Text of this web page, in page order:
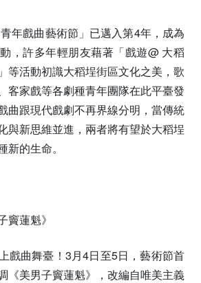
年戲曲藝術節」已邁入第4年，成為
，許多年輕朋友藉著「戲遊@ 大稻
等活動初識大稻埕街區文化之美，歌
客家戲等各劇種青年團隊在此平臺發
曲跟現代戲劇不再界線分明，當傳統
與新思維並進，兩者將有望於大稻埕
新的生命。
竇蓮魁》
戲曲舞臺！3月4日至5日，藝術節首
《美男子竇蓮魁》，改編自唯美主義